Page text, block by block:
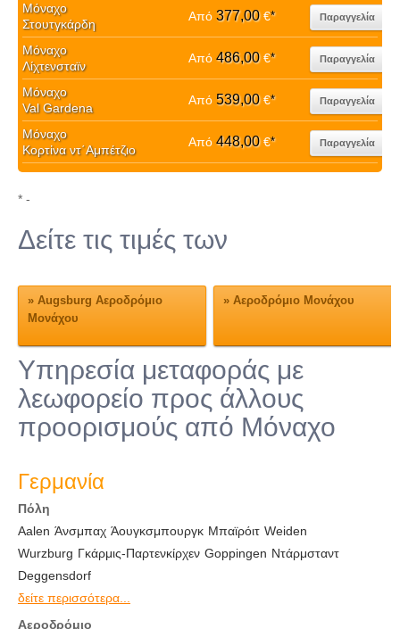
Μόναχο
Στουτγκάρδη
Από 377,00€* Παραγγελία
Μόναχο
Λίχτενσταϊν
Από 486,00€* Παραγγελία
Μόναχο
Val Gardena
Από 539,00€* Παραγγελία
Μόναχο
Κορτἰνα ντ΄Αμπέτζιο
Από 448,00€* Παραγγελία
* -
Δείτε τις τιμές των
» Augsburg Αεροδρόμιο
Μονάχου
» Αεροδρόμιο Μονάχου
Υπηρεσία μεταφοράς με
λεωφορείο προς άλλους
προορισμούς από Μόναχο
Γερμανία
Πόλη
Aalen Άνσμπαχ Άουγκσμπουργκ Μπαϊρόιτ Weiden
Wurzburg Γκάρμις-Παρτενκίρχεν Goppingen Ντάρμσταντ
Deggensdorf
δείτε περισσότερα...
Αεροδρόμιο